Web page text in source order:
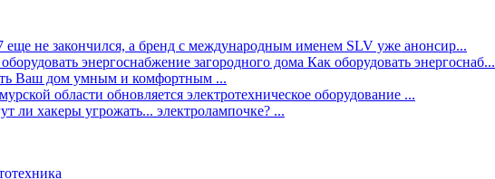
еще не закончился, а бренд с международным именем SLV уже анонсир...
энергоснабжение загородного дома Как оборудовать энергоснаб...
Ваш дом умным и комфортным ...
области обновляется электротехническое оборудование ...
ли хакеры угрожать... электролампочке? ...